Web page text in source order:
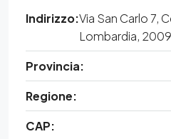
Indirizzo:Via San Carlo 7,
Lombardia,
Provincia:
Regione:
CAP: